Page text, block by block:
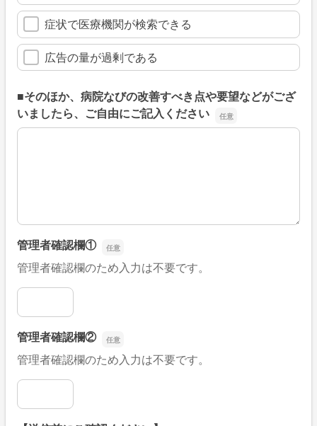
症状で医療機関が検索できる
広告の量が過剰である
■そのほか、病院なびの改善すべき点や要望などがござ
いましたら、ご自由にご記入ください
■そのほか、病院なびの改善すべき点や要望などがござい
管理者確認欄①
管理者確認欄のため入力は不要です。
管理者確認欄①
管理者確認欄②
管理者確認欄のため入力は不要です。
管理者確認欄②